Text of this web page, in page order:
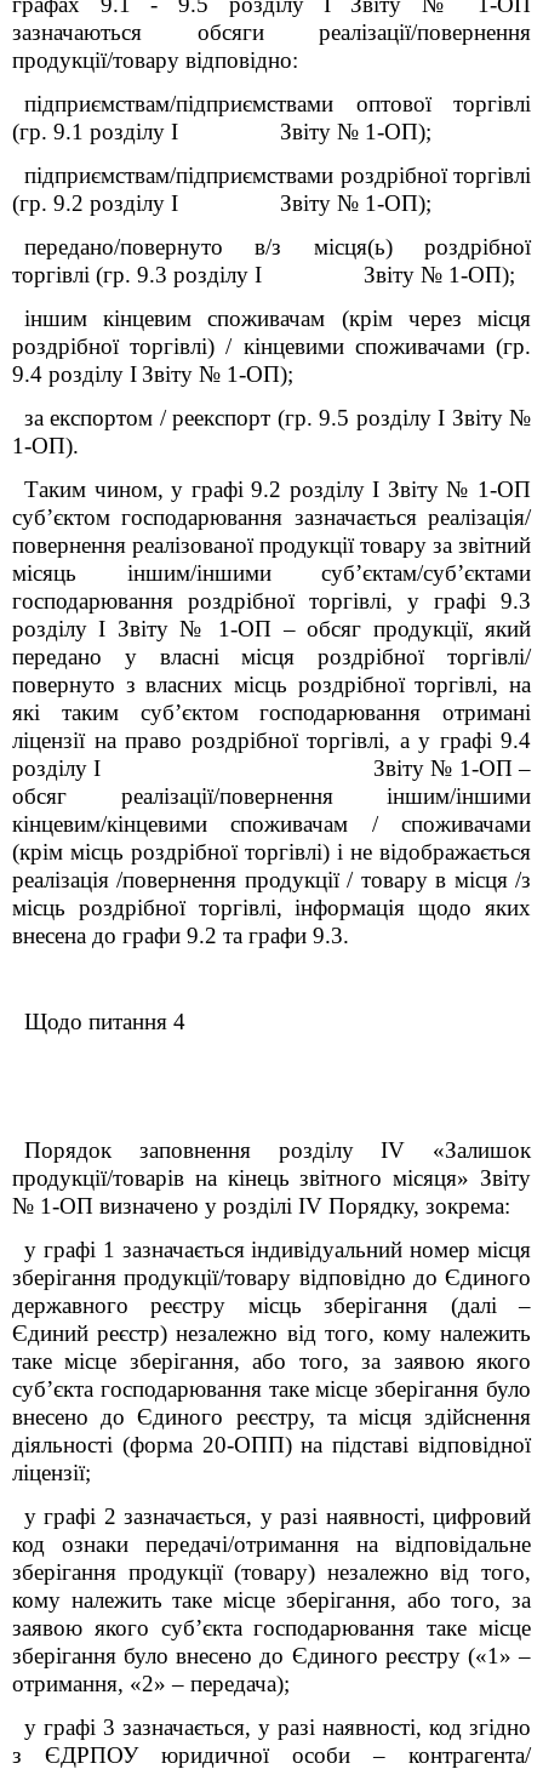
зазначаються обсяги реалізації/повернення
продукції/товару відповідно:
підприємствам/підприємствами оптової торгівлі
(гр. 9.1 розділу I
Звіту № 1-ОП);
підприємствам/підприємствами роздрібної торгівлі
(гр. 9.2 розділу I
Звіту № 1-ОП);
передано/повернуто в/з місця(ь) роздрібної
торгівлі (гр. 9.3 розділу I
Звіту № 1-ОП);
іншим кінцевим споживачам (крім через місця
роздрібної торгівлі) / кінцевими споживачами (гр.
9.4 розділу I Звіту № 1-ОП);
за експортом / реекспорт (гр. 9.5 розділуI Звіту №
1-ОП).
Таким чином, у графі 9.2 розділу I Звіту № 1-ОП
суб’єктом господарювання зазначається реалізація/
повернення реалізованої продукції товару за звітний
місяць іншим/іншими суб’єктам/суб’єктами
господарювання роздрібної торгівлі, у графі 9.3
розділуI Звіту № 1-ОП – обсяг продукції, який
передано у власні місця роздрібної торгівлі/
повернуто з власних місць роздрібної торгівлі, на
які таким суб’єктом господарювання отримані
ліцензії на право роздрібної торгівлі, а у графі 9.4
розділуI Звіту № 1-ОП –
обсяг реалізації/повернення іншим/іншими
кінцевим/кінцевими споживачам / споживачами
(крім місць роздрібної торгівлі) і не відображається
реалізація /повернення продукції / товару в місця /з
місць роздрібної торгівлі, інформація щодо яких
внесена до графи 9.2 та графи 9.3.
Щодо питання 4
Порядок заповнення розділу IV «Залишок
продукції/товарів на кінець звітного місяця» Звіту
№ 1-ОП визначено у розділі IV Порядку, зокрема:
у графі 1 зазначається індивідуальний номер місця
зберігання продукції/товару відповідно до Єдиного
державного реєстру місць зберігання (далі –
Єдиний реєстр) незалежно від того, кому належить
таке місце зберігання, або того, за заявою якого
суб’єкта господарювання таке місце зберігання було
внесено до Єдиного реєстру, та місця здійснення
діяльності (форма 20-ОПП) на підставі відповідної
ліцензії;
у графі 2 зазначається, у разі наявності, цифровий
код ознаки передачі/отримання на відповідальне
зберігання продукції (товару) незалежно від того,
кому належить таке місце зберігання, або того, за
заявою якого суб’єкта господарювання таке місце
зберігання було внесено до Єдиного реєстру («1» –
отримання, «2» – передача);
у графі 3 зазначається, у разі наявності, код згідно
з ЄДРПОУ юридичної особи – контрагента/